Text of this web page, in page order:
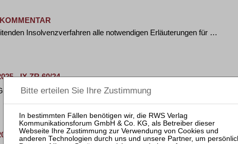
Insolvenzverfahren alle notwendigen Erläuterungen für …
- IX ZR 60/24
§ 20 Abs. 2 – Dem Gerichtshof der Europäischen Union …
- IX ZR 229/23